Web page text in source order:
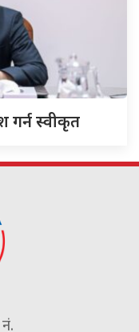
गर्न स्वीकृत